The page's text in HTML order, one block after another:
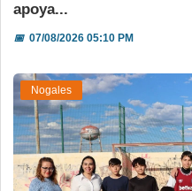
apoya...
📅07/08/2026 05:10 PM
Nogales